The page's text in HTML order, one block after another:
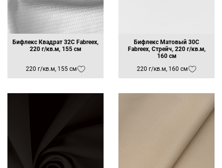
Бифлекс Квадрат 32C Fabreex,
220 г/кв.м, 155 см
220 г/кв.м, 155 см
Бифлекс Матовый 30C
Fabreex, Стрейч, 220 г/кв.м,
160 см
220 г/кв.м, 160 см